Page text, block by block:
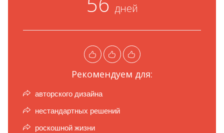
дней
Рекомендуем для:
авторского дизайна
нестандартных решений
роскошной жизни